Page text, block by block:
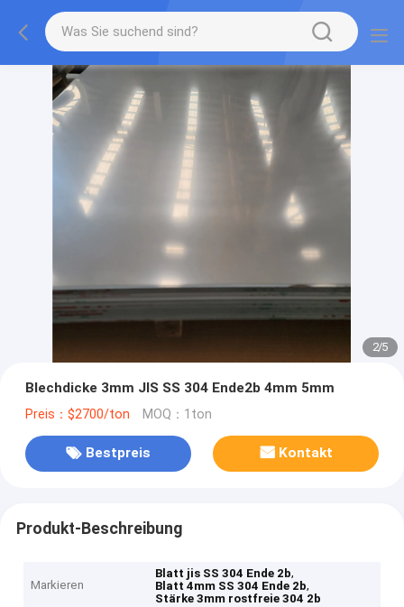
2/5
Blechdicke 3mm JIS SS 304 Ende2b 4mm 5mm
Preis：$2700/ton MOQ：1ton
Bestpreis Kontakt
Produkt-Beschreibung
Markieren
Blatt jis SS 304 Ende 2b,
Blatt 4mm SS 304 Ende 2b,
Stärke 3mm rostfreie 304 2b